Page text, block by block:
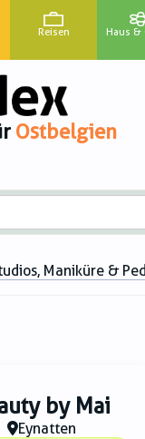
Reisen Haus &
Ostbelgien
Maniküre &
by Mai
Eynatten